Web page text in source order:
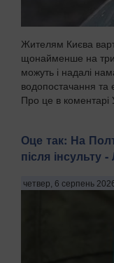
Жителям Києва
щонайменше на три
можуть і надалі
водопостачання та
Про це в коментарі
Оце так: На
після інсульту
четвер, 6 серпень